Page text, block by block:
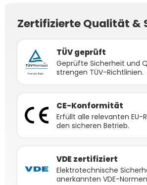
Zertifizierte Qualität &
TÜV geprüft
Geprüfte Sicherheit und
strengen TÜV-Richtlinien.
CE-Konformität
Erfüllt alle relevanten EU-
den sicheren Betrieb.
VDE zertifiziert
Elektrotechnische
anerkannten VDE-